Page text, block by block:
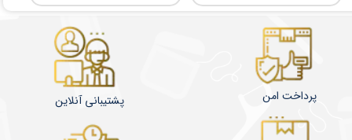
پشتیبانی آنلاین پرداخت امن